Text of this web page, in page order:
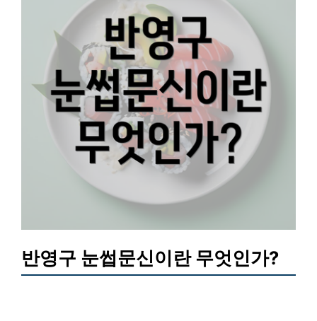
반영구 눈썹문신이란 무엇인가?